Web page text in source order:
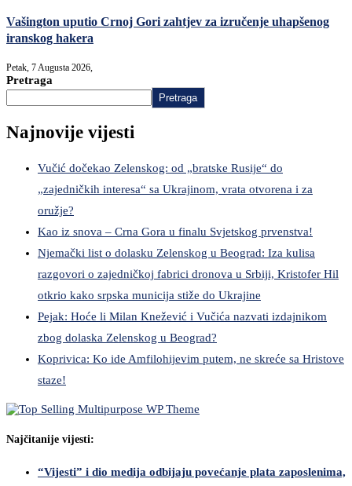
Vašington uputio Crnoj Gori zahtjev za izručenje uhapšenog
iranskog hakera
Petak, 7 Augusta 2026,
Pretraga
Pretraga
Najnovije vijesti
Vučić dočekao Zelenskog: od „bratske Rusije“ do
„zajedničkih interesa“ sa Ukrajinom, vrata otvorena i za
oružje?
Kao iz snova – Crna Gora u finalu Svjetskog prvenstva!
Njemački list o dolasku Zelenskog u Beograd: Iza kulisa
razgovori o zajedničkoj fabrici dronova u Srbiji, Kristofer Hil
otkrio kako srpska municija stiže do Ukrajine
Pejak: Hoće li Milan Knežević i Vučića nazvati izdajnikom
zbog dolaska Zelenskog u Beograd?
Koprivica: Ko ide Amfilohijevim putem, ne skreće sa Hristove
staze!
Najčitanije vijesti:
“Vijesti” i dio medija odbijaju povećanje plata zaposlenima,